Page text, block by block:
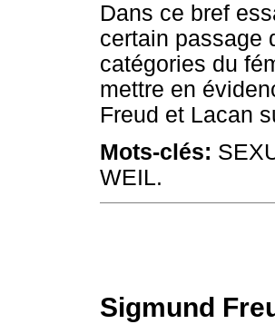
Dans ce bref
certain passage
catégories du
mettre en
Freud et Lacan
Mots-clés:
WEIL.
Sigmund